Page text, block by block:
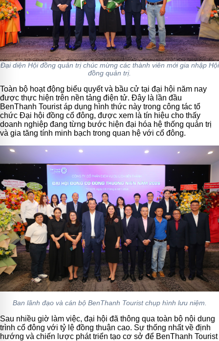
Đại diện Hội đồng quản trị chúc mừng các thành viên mới gia nhập Hội
đồng quản trị.
Toàn bộ hoạt động biểu quyết và bầu cử tại đại hội năm nay
được thực hiện trên nền tảng điện tử. Đây là lần đầu
BenThanh Tourist áp dụng hình thức này trong công tác tổ
chức Đại hội đồng cổ đông, được xem là tín hiệu cho thấy
doanh nghiệp đang từng bước hiện đại hóa hệ thống quản trị
và gia tăng tính minh bạch trong quan hệ với cổ đông.
Ban lãnh đạo và cán bộ BenThanh Tourist chụp hình lưu niệm.
Sau nhiều giờ làm việc, đại hội đã thông qua toàn bộ nội dung
trình cổ đông với tỷ lệ đồng thuận cao. Sự thống nhất về định
hướng và chiến lược phát triển tạo cơ sở để BenThanh Tourist